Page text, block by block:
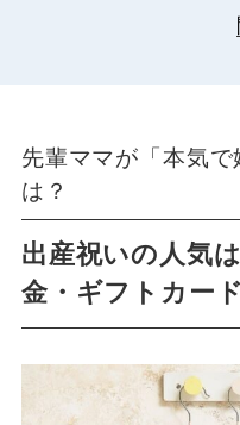
先輩ママが「本気
は？
出産祝いの人気
金・ギフトカード